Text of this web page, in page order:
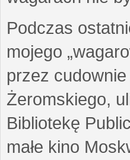
Podczas
mojego
przez
Żeromskiego,
Bibliotekę
małe kino